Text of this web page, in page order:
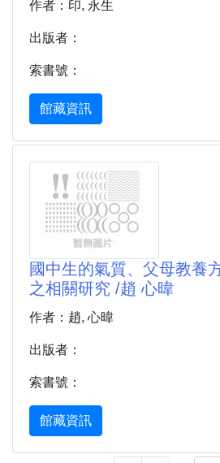
作者：印, 永生
出版者：
索書號：
館藏資訊
國中生的氣質、父母教養
之相關研究 /趙 心暐
作者：趙, 心暐
出版者：
索書號：
館藏資訊